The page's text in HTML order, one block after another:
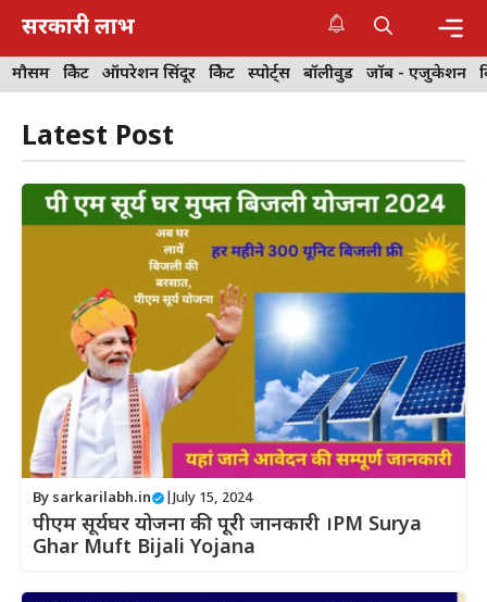
content
सरकारी लाभ
मौसम क्रिकेट ऑपरेशन सिंदूर क्रिकेट स्पोर्ट्स बॉलीवुड जॉब - एजुकेशन
Latest Post
By sarkarilabh.in |July 15, 2024
पीएम सूर्यघर योजना की पूरी जानकारी ।PM Surya
Ghar Muft Bijali Yojana